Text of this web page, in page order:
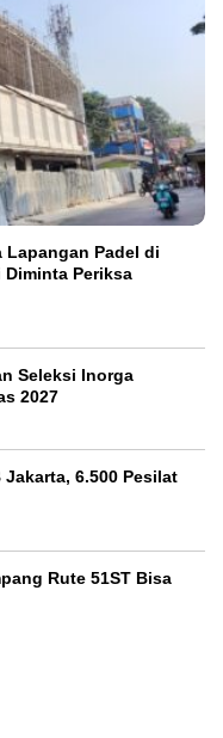
Lapangan Padel di
Diminta Periksa
Seleksi Inorga
2027
6.500 Pesilat
Rute 51ST Bisa